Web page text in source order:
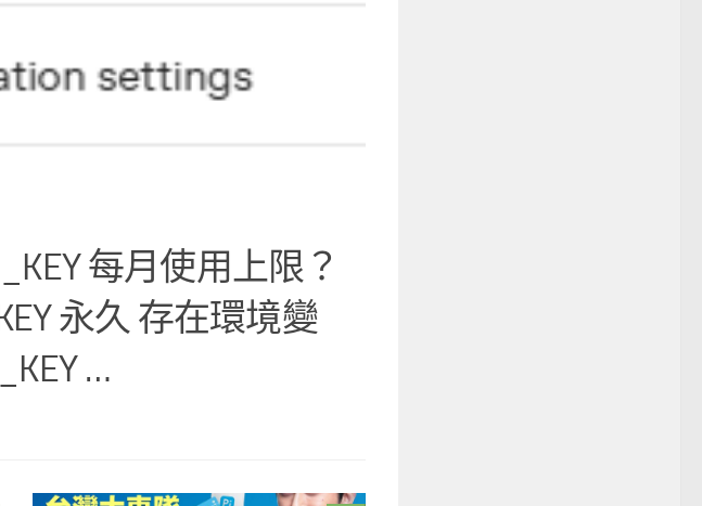
每月使用上限？
永久 存在環境變
…